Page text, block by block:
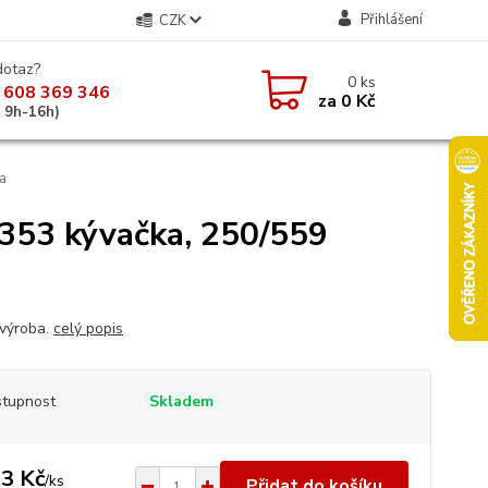
CZK Přihlášení
369 346
9h-16h)
0ks
za 0 Kč
kývačka, 250/559
celý popis
Skladem
Kč/ks